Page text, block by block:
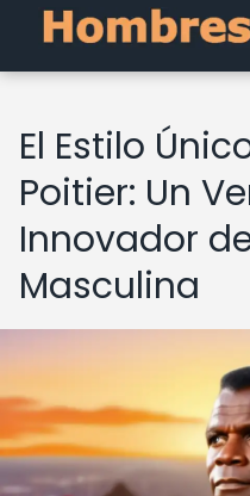
El Estilo
Poitier: Un
Innovador
Masculina